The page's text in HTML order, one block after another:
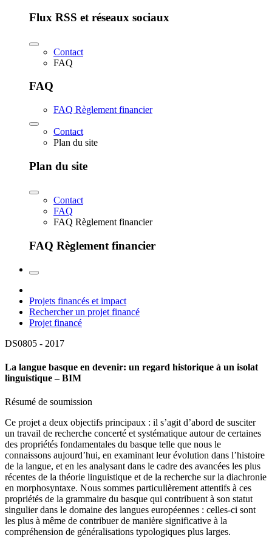
Flux RSS et réseaux sociaux
Contact
FAQ
FAQ
FAQ Règlement financier
Contact
Plan du site
Plan du site
Contact
FAQ
FAQ Règlement financier
FAQ Règlement financier
Projets financés et impact
Rechercher un projet financé
Projet financé
DS0805 - 2017
La langue basque en devenir: un regard historique à un isolat
linguistique – BIM
Résumé de soumission
Ce projet a deux objectifs principaux : il s’agit d’abord de susciter
un travail de recherche concerté et systématique autour de certaines
des propriétés fondamentales du basque telle que nous le
connaissons aujourd’hui, en examinant leur évolution dans l’histoire
de la langue, et en les analysant dans le cadre des avancées les plus
récentes de la théorie linguistique et de la recherche sur la diachronie
en morphosyntaxe. Nous sommes particulièrement attentifs à ces
propriétés de la grammaire du basque qui contribuent à son statut
singulier dans le domaine des langues européennes : celles-ci sont
les plus à même de contribuer de manière significative à la
compréhension de généralisations typologiques plus larges.